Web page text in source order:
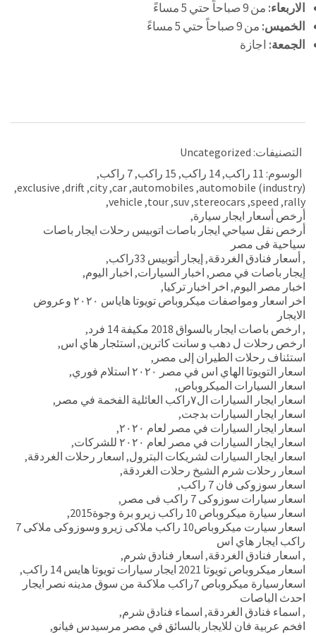
الاربعاء: من 9 صباحاً حتي 5 مساءً
الخميس: من 9 صباحاً حتي 5 مساءً
الجمعة: اجازة
التصنيفات: Uncategorized
الوسوم: 11 راكب ,14 راكب , 15 راكب ,7 راكب
,
automobile (industry)
,
automobiles
,
car
,
city
,
drift
,
exclusive
,
rally
,
speed
,
stereocars
,
suv
,
tour
,
vehicle
,
أرخص أسعار ايجار سيارة,
أرخص نقل سياحي ايجار باصات اتوبيس رحلات ايجار باصات
سياحية فى مصر
, أسعار فنادق الغردقة, إيجار أتوبيس 33راكب
,
إيجار باصات في مصر , اخبار السيارات, اخبار اليوم,
اخبار مصر اليوم, اخر اخبار تركيا,
اخر اسعار ومواصفات ميكروباص تويوتا هاياس ٢٠٢٠ وعروض
الايجار
, ارخص باصات ايجار بالسواق 2018 مكيفة 14 فرد
,
ارخص رحلات ل دهب و سانت كاترين, استئجار هاي اس,
استئناف رحلات الطيران إلى مصر ,
اسعار التويوتا الهاي اس في مصر ٢٠٢٠ استلام فوري
,
اسعار السيارات الميكروباص,
اسعار ايجار السيارات ال٧راكب العائلية الفخمة في مصر
,
اسعار ايجار السيارات بدجت,
اسعار ايجار السيارات في مصر لعام ٢٠٢٠
,
اسعار ايجار السيارات في مصر لعام ٢٠٢٠ للشركات
,
اسعار ايجار السيارات لشريكات البترول, اسعار رحلات الغردقة,
اسعار رحلات شرم الشيخ رحلات الغردقة,
اسعار سوزوكى فان 7 راكب
,
اسعار سيارات سوزوكى 7 راكب فى مصر
,
اسعار سيارة ميكروباص 10 راكب زيرو برة وجوة2015
,
اسعار سيارت ميكروباص10 راكب ملاكى زيرو وسوزوكى ملاكى 7
راكب ايجار هاي اس
, اسعار فنادق الغردقة, اسعار فنادق شرم,
اسعار ميكروباص تويوتا 2021 ايجار سيارات تويوتا هايس 14 راكب
,
اسعارسيارة ميكروباص 7راكب ملاكىة من سوق مدينه نصر ايجار
احدث الباصات
, اسماء فنادق الغردقة, اسماء فنادق شرم,
افخم عربية فان للايجار بالسائق في مصر مرسيدس فيانو,